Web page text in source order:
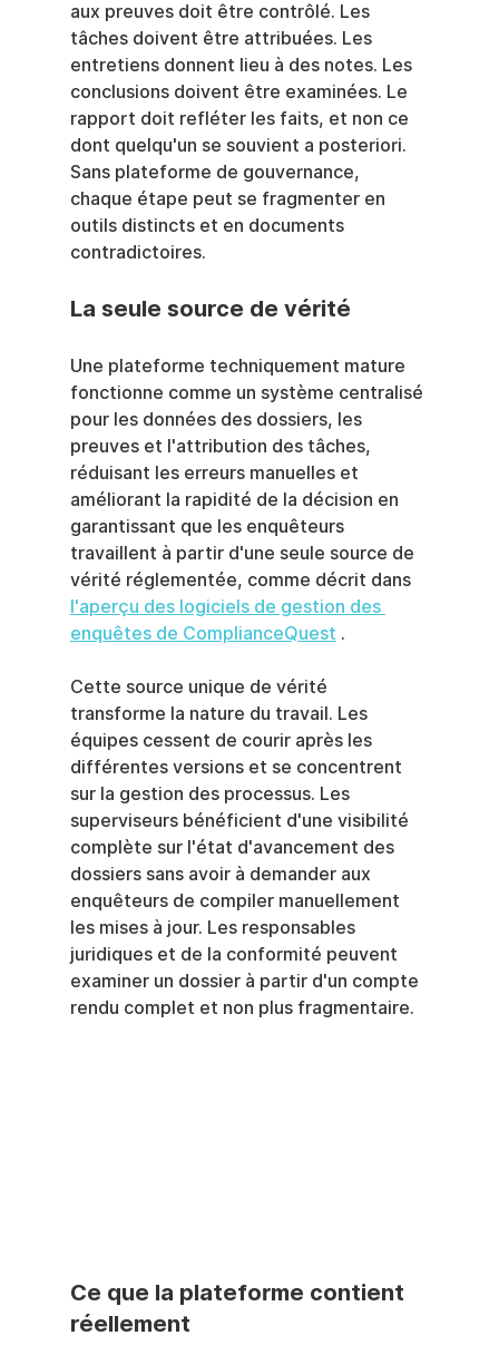
aux preuves doit être contrôlé. Les
tâches doivent être attribuées. Les
entretiens donnent lieu à des notes. Les
conclusions doivent être examinées. Le
rapport doit refléter les faits, et non ce
dont quelqu'un se souvient a posteriori.
Sans plateforme de gouvernance,
chaque étape peut se fragmenter en
outils distincts et en documents
contradictoires.
La seule source de vérité
Une plateforme techniquement mature
fonctionne comme un système centralisé
pour les données des dossiers, les
preuves et l'attribution des tâches,
réduisant les erreurs manuelles et
améliorant la rapidité de la décision en
garantissant que les enquêteurs
travaillent à partir d'une seule source de
vérité réglementée, comme décrit dans
l'aperçu des logiciels de gestion des
enquêtes de ComplianceQuest .
Cette source unique de vérité
transforme la nature du travail. Les
équipes cessent de courir après les
différentes versions et se concentrent
sur la gestion des processus. Les
superviseurs bénéficient d'une visibilité
complète sur l'état d'avancement des
dossiers sans avoir à demander aux
enquêteurs de compiler manuellement
les mises à jour. Les responsables
juridiques et de la conformité peuvent
examiner un dossier à partir d'un compte
rendu complet et non plus fragmentaire.
Ce que la plateforme contient
réellement